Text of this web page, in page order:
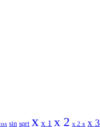
sin sqrt x x 1 x 2 x 2 x x 3